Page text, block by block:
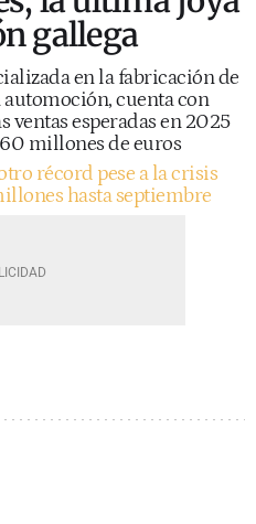
gallega
en la fabricación de
automoción, cuenta con
ventas esperadas en 2025
millones de euros
récord pese a la crisis
hasta septiembre